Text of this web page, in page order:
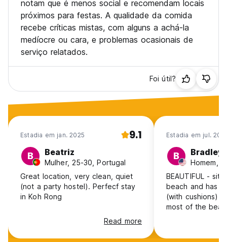
notam que é menos social e recomendam locais
próximos para festas. A qualidade da comida
recebe críticas mistas, com alguns a achá-la
medíocre ou cara, e problemas ocasionais de
serviço relatados.
Foi útil?
Estadia em jan. 2025 9.1
B Beatriz
Mulher, 25-30, Portugal
Great location, very clean, quiet
(not a party hostel). Perfecf stay
in Koh Rong
Read more
Estadia em jul.
B Bradley
Homem,
BEAUTIFUL -
beach and has
(with cushions)
most of the beach. Very
Nestival and is